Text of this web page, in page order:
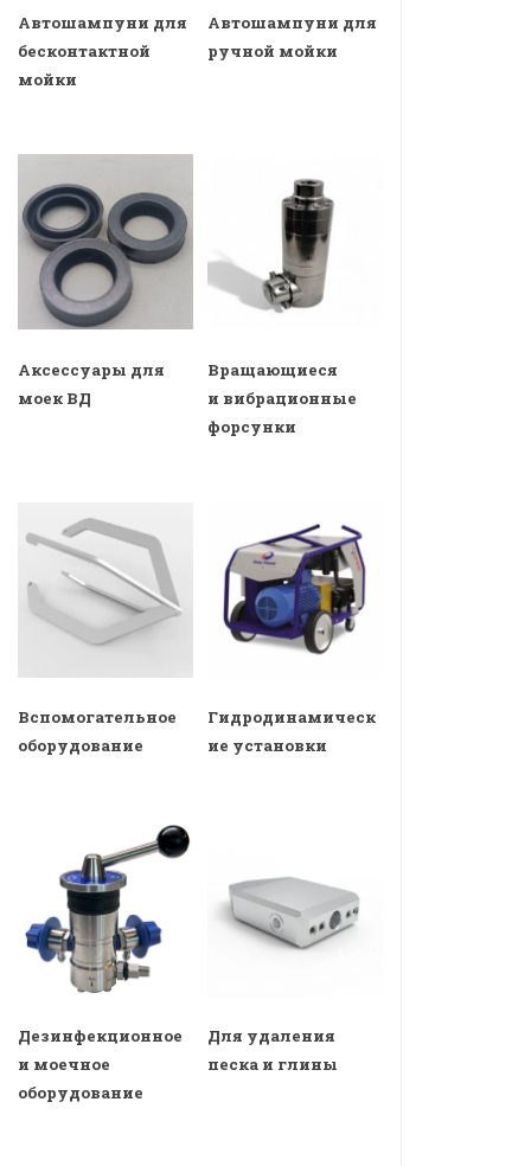
Автошампуни для
бесконтактной
мойки
Автошампуни для
ручной мойки
Аксессуары для
моек ВД
Вращающиеся
и вибрационные
форсунки
Вспомогательное
оборудование
Гидродинамическ
ие установки
Дезинфекционное
и моечное
оборудование
Для удаления
песка и глины